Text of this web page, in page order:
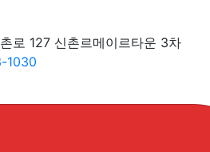
로 127 신촌르메이르타운 3차
1030